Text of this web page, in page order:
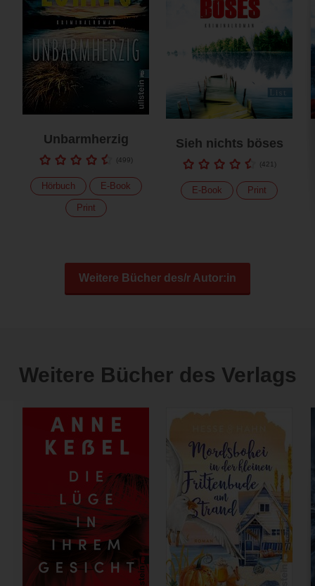
Unbarmherzig
(499)
Hörbuch E-Book
Print
Sieh nichts böses
(421 )
E-Book Print
Weitere Bücher des/r Autor:in
Weitere Bücher des Verlags